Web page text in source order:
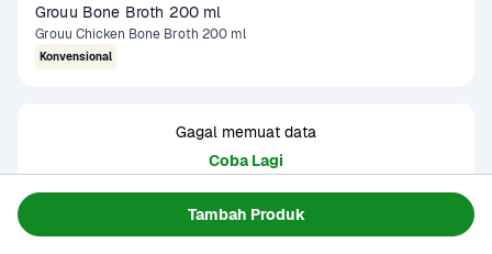
Tambah Produk
Grouu Bone Broth 200 ml
Grouu Chicken Bone Broth 200 ml
Konvensional
Gagal memuat data
Coba Lagi
Informasi Produk